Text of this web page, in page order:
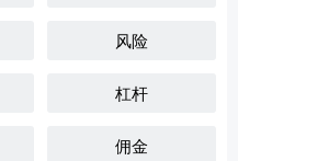
风险
杠杆
佣金